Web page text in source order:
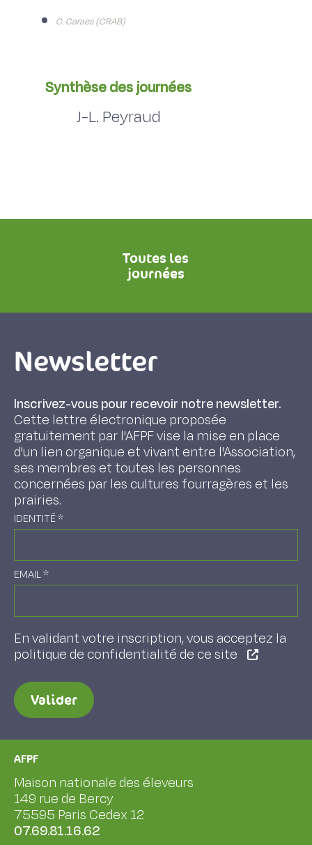
C. Caraes (CRAB)
Synthèse des journées
J-L. Peyraud
Toutes les
journées
Newsletter
Inscrivez-vous pour recevoir notre newsletter.
Cette lettre électronique proposée
gratuitement par l'AFPF vise la mise en place
d'un lien organique et vivant entre l'Association,
ses membres et toutes les personnes
concernées par les cultures fourragères et les
prairies.
IDENTITÉ*
EMAIL*
En validant votre inscription, vous acceptez la
politique de confidentialité de ce site
Valider
AFPF
Maison nationale des éleveurs
149 rue de Bercy
75595 Paris Cedex 12
07.69.81.16.62